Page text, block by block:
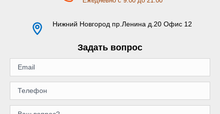
Нижний Новгород пр.Ленина д.20 Офис 12
Задать вопрос